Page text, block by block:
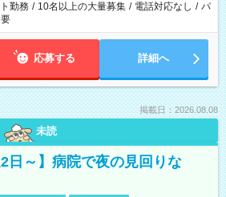
勤務 / 10名以上の大量募集 / 電話対応なし / パ
応募する 詳細へ
掲載日：2026.08.08
未読
日～】病院で夜の見回りな